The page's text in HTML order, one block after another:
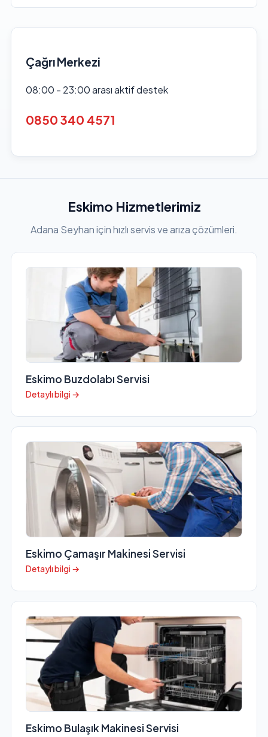
Çağrı Merkezi
08:00 - 23:00 arası aktif destek
0850 340 4571
Eskimo Hizmetlerimiz
Adana Seyhan için hızlı servis ve arıza çözümleri.
Eskimo Buzdolabı Servisi
Detaylı bilgi →
Eskimo Çamaşır Makinesi Servisi
Detaylı bilgi →
Eskimo Bulaşık Makinesi Servisi